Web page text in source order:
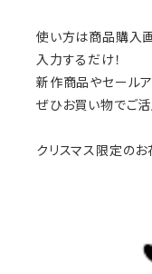
使い方は商品購入
入力するだけ！
新作商品やセールア
ぜひお買い物でご活
クリスマス限定の